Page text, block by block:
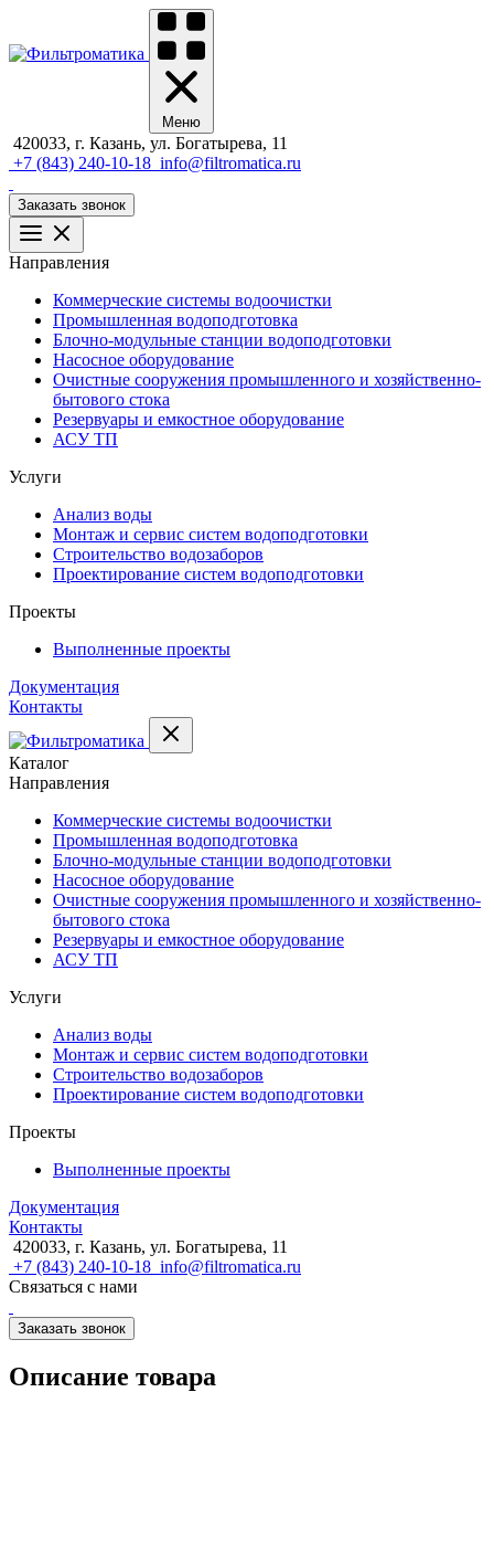
Меню
420033, г. Казань, ул. Богатырева, 11
+7 (843) 240-10-18 info@filtromatica.ru
Заказать звонок
Направления
Коммерческие системы водоочистки
Промышленная водоподготовка
Блочно-модульные станции водоподготовки
Насосное оборудование
Очистные сооружения промышленного и хозяйственно-
бытового стока
Резервуары и емкостное оборудование
АСУ ТП
Услуги
Анализ воды
Монтаж и сервис систем водоподготовки
Строительство водозаборов
Проектирование систем водоподготовки
Проекты
Выполненные проекты
Документация
Контакты
Каталог
Направления
Коммерческие системы водоочистки
Промышленная водоподготовка
Блочно-модульные станции водоподготовки
Насосное оборудование
Очистные сооружения промышленного и хозяйственно-
бытового стока
Резервуары и емкостное оборудование
АСУ ТП
Услуги
Анализ воды
Монтаж и сервис систем водоподготовки
Строительство водозаборов
Проектирование систем водоподготовки
Проекты
Выполненные проекты
Документация
Контакты
420033, г. Казань, ул. Богатырева, 11
+7 (843) 240-10-18 info@filtromatica.ru
Связаться с нами
Заказать звонок
Описание товара